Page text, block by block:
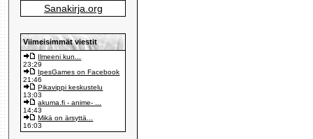
Sanakirja.org
Viimeisimmät viestit
Ilmeeni kun...
23:29
IpesGames on Facebook
21:46
Pikavippi keskustelu
13:03
akuma.fi - anime- ...
14:43
Mikä on ärsyttä...
16:03